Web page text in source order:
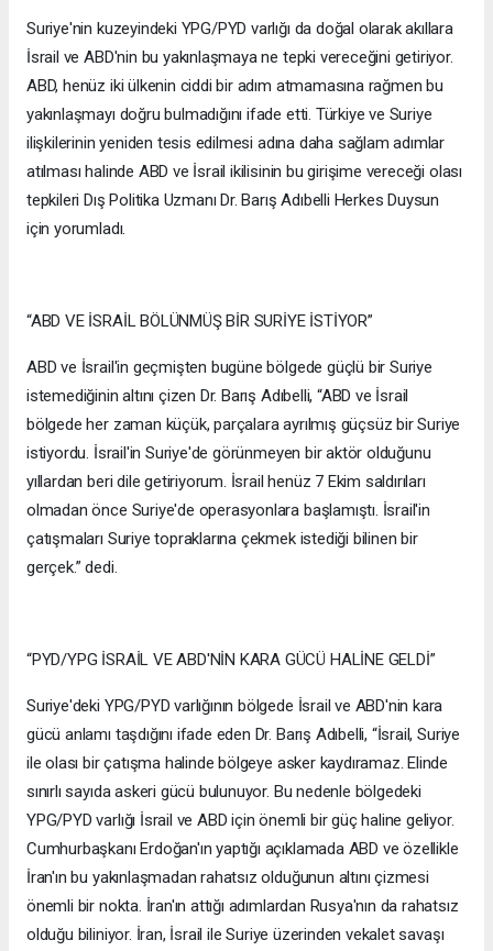
Suriye'nin kuzeyindeki YPG/PYD varlığı da doğal olarak akıllara
İsrail ve ABD'nin bu yakınlaşmaya ne tepki vereceğini getiriyor.
ABD, henüz iki ülkenin ciddi bir adım atmamasına rağmen bu
yakınlaşmayı doğru bulmadığını ifade etti. Türkiye ve Suriye
ilişkilerinin yeniden tesis edilmesi adına daha sağlam adımlar
atılması halinde ABD ve İsrail ikilisinin bu girişime vereceği olası
tepkileri Dış Politika Uzmanı Dr. Barış Adıbelli Herkes Duysun
için yorumladı.
“ABD VE İSRAİL BÖLÜNMÜŞ BİR SURİYE İSTİYOR”
ABD ve İsrail'in geçmişten bugüne bölgede güçlü bir Suriye
istemediğinin altını çizen Dr. Barış Adıbelli, “ABD ve İsrail
bölgede her zaman küçük, parçalara ayrılmış güçsüz bir Suriye
istiyordu. İsrail'in Suriye'de görünmeyen bir aktör olduğunu
yıllardan beri dile getiriyorum. İsrail henüz 7 Ekim saldırıları
olmadan önce Suriye'de operasyonlara başlamıştı. İsrail'in
çatışmaları Suriye topraklarına çekmek istediği bilinen bir
gerçek.” dedi.
“PYD/YPG İSRAİL VE ABD'NİN KARA GÜCÜ HALİNE GELDİ”
Suriye'deki YPG/PYD varlığının bölgede İsrail ve ABD'nin kara
gücü anlamı taşdığını ifade eden Dr. Barış Adıbelli, “İsrail, Suriye
ile olası bir çatışma halinde bölgeye asker kaydıramaz. Elinde
sınırlı sayıda askeri gücü bulunuyor. Bu nedenle bölgedeki
YPG/PYD varlığı İsrail ve ABD için önemli bir güç haline geliyor.
Cumhurbaşkanı Erdoğan'ın yaptığı açıklamada ABD ve özellikle
İran'ın bu yakınlaşmadan rahatsız olduğunun altını çizmesi
önemli bir nokta. İran'ın attığı adımlardan Rusya'nın da rahatsız
olduğu biliniyor. İran, İsrail ile Suriye üzerinden vekalet savaşı